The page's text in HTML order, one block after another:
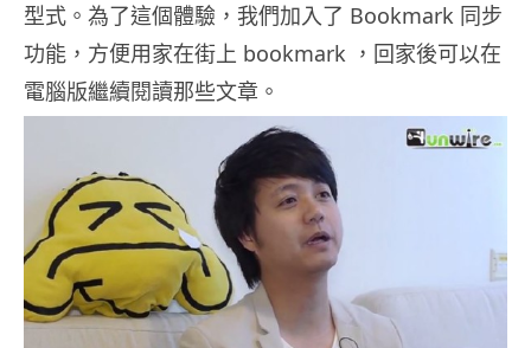
型式。為了這個體驗，我們加入了 Bookmark 同步
功能，方便用家在街上 bookmark ，回家後可以在
電腦版繼續閱讀那些文章。